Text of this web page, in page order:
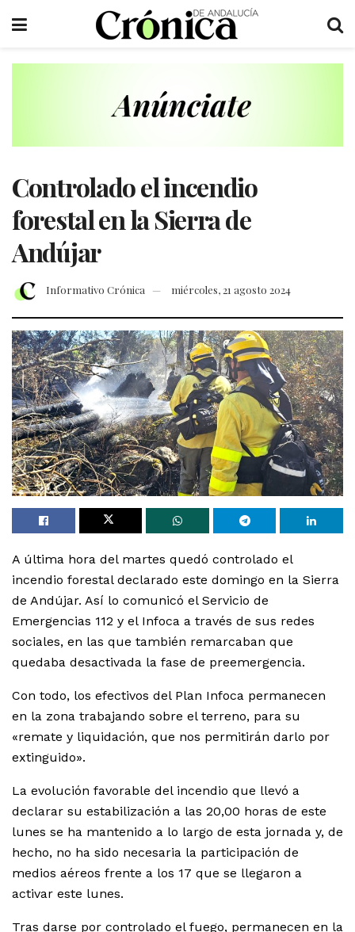
Controlado el incendio
forestal en la Sierra de
Andújar
Informativo Crónica miércoles, 21 agosto 2024
A última hora del martes quedó controlado el
incendio forestal declarado este domingo en la Sierra
de Andújar. Así lo comunicó el Servicio de
Emergencias 112 y el Infoca a través de sus redes
sociales, en las que también remarcaban que
quedaba desactivada la fase de preemergencia.
Con todo, los efectivos del Plan Infoca permanecen
en la zona trabajando sobre el terreno, para su
«remate y liquidación, que nos permitirán darlo por
extinguido».
La evolución favorable del incendio que llevó a
declarar su estabilización a las 20,00 horas de este
lunes se ha mantenido a lo largo de esta jornada y, de
hecho, no ha sido necesaria la participación de
medios aéreos frente a los 17 que se llegaron a
activar este lunes.
Tras darse por controlado el fuego, permanecen en la